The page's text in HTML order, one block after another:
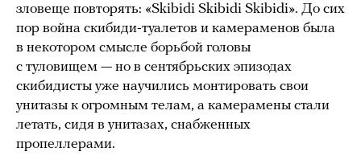
зловеще повторять: «Skibidi Skibidi Skibidi». До сих
пор война скибиди-туалетов и камераменов была
в некотором смысле борьбой головы
с туловищем — но в сентябрьских эпизодах
скибидисты уже научились монтировать свои
унитазы к огромным телам, а камерамены стали
летать, сидя в унитазах, снабженных
пропеллерами.